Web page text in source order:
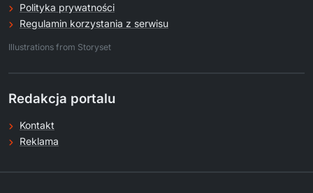
Polityka prywatności
Regulamin korzystania z serwisu
Illustrations from Storyset
Redakcja portalu
Kontakt
Reklama